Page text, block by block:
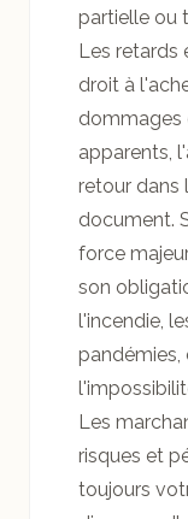
partielle ou
Les retards
droit à
dommages
apparents,
retour dans
document.
force
son
l'incendie,
pandémies,
Les
risques et
toujours